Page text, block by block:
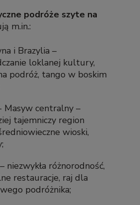
podróże szyte na
m.in.:
i Brazylia –
loklanej kultury,
podróż, tango w boskim
Masyw centralny –
tajemniczy region
wioski,
niezwykła różnorodność,
restauracje, raj dla
podróżnika;